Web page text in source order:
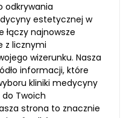
odkrywania
estetycznej w
łączy najnowsze
z licznymi
wizerunku. Nasza
informacji, które
kliniki medycyny
Twoich
strona to znacznie